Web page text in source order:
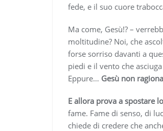
fede, e il suo cuore
Ma come, Gesù!? –
moltitudine? Noi, che
forse sorriso davanti a
piedi e il vento che
Eppure… Gesù non
E allora prova a spostare
fame. Fame di senso, di
chiede di credere che